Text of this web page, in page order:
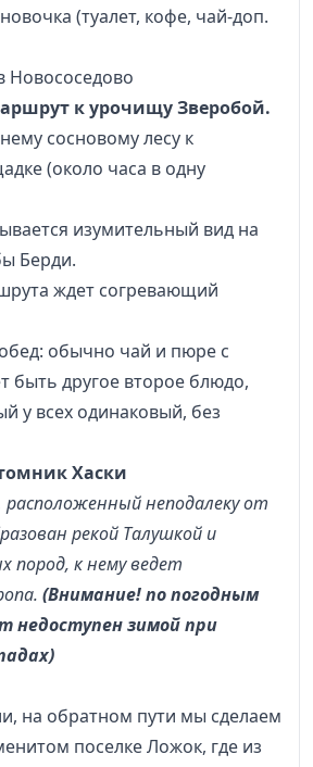
(туалет, кофе, чай-доп.
Новососедово
к урочищу Зверобой.
сосновому лесу к
(около часа в одну
изумительный вид на
Берди.
ждет согревающий
обычно чай и пюре с
быть другое второе блюдо,
у всех одинаковый, без
Хаски
расположенный неподалеку от
рекой Талушкой и
пород, к нему ведет
(Внимание! по погодным
недоступен зимой при
на обратном пути мы сделаем
поселке Ложок, где из